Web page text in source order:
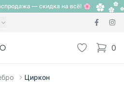
— скидка на всё! 🌸
Избранное
0
items
Циркон